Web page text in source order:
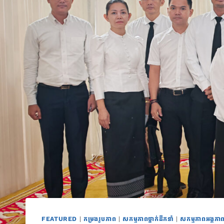
FEATURED | កម្រងរូបភាព | សកម្មភាពថ្នាក់ដឹកនាំ | សកម្មភាពអង្គភា